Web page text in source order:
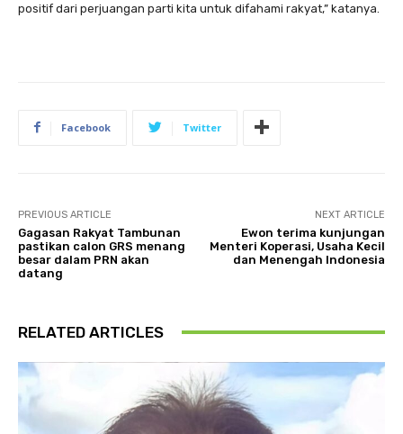
positif dari perjuangan parti kita untuk difahami rakyat,” katanya.
Facebook Twitter
PREVIOUS ARTICLE
Gagasan Rakyat Tambunan
pastikan calon GRS menang
besar dalam PRN akan
datang
NEXT ARTICLE
Ewon terima kunjungan
Menteri Koperasi, Usaha Kecil
dan Menengah Indonesia
RELATED ARTICLES